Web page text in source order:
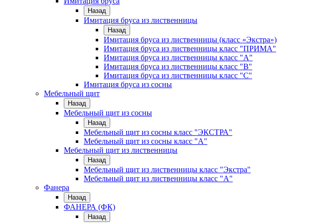
Назад
Имитация бруса из лиственницы
Назад
Имитация бруса из лиственницы (класс «Экстра»)
Имитация бруса из лиственницы класс "ПРИМА"
Имитация бруса из лиственницы класс "А"
Имитация бруса из лиственницы класс "B"
Имитация бруса из лиственницы класс "C"
Имитация бруса из сосны
Мебельный щит
Назад
Мебельный щит из сосны
Назад
Мебельный щит из сосны класс "ЭКСТРА"
Мебельный щит из сосны класс "А"
Мебельный щит из лиственницы
Назад
Мебельный щит из лиственницы класс "Экстра"
Мебельный щит из лиственницы класс "А"
Фанера
Назад
ФАНЕРА (ФК)
Назад